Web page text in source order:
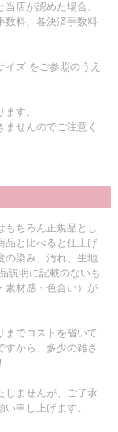
店が認めた場合、
数料、各決済手数料
ズ をご参照のうえ
す。
せんのでご注意く
もちろん正規品とし
品と比べると仕上げ
の染み、汚れ、生地
説明に記載のないも
素材感・色合い）が
までコストを省いて
から、多少の雑さ
しませんが、ご了承
申し上げます。